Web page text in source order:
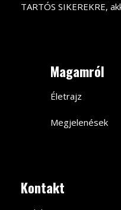
TARTÓS SIKEREKRE,
Magamról
Életrajz
Megjelenések
Kontakt